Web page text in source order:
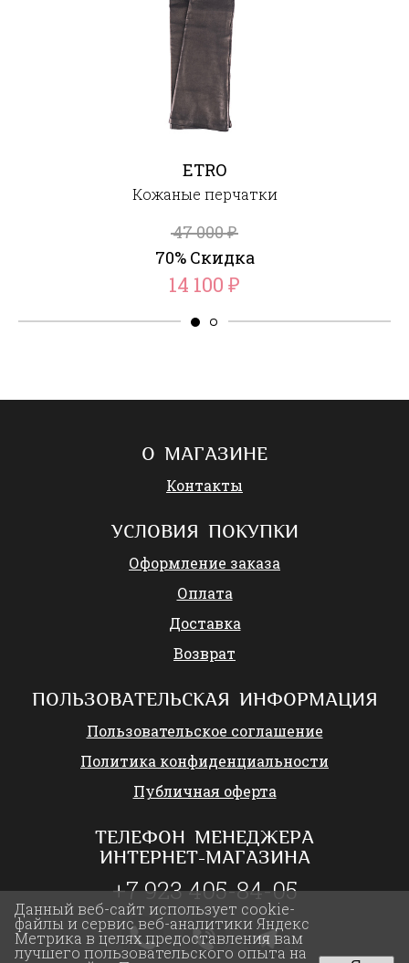
ETRO
Кожаные перчатки
47 000₽
70% Скидка
14 100 ₽
О МАГАЗИНЕ
Контакты
УСЛОВИЯ ПОКУПКИ
Оформление заказа
Оплата
Доставка
Возврат
ПОЛЬЗОВАТЕЛЬСКАЯ ИНФОРМАЦИЯ
Пользовательское соглашение
Политика конфиденциальности
Публичная оферта
ТЕЛЕФОН МЕНЕДЖЕРА
ИНТЕРНЕТ-МАГАЗИНА
+7 923 405-84-05
Данный веб-сайт использует cookie-
файлы и сервис веб-аналитики Яндекс
Метрика в целях предоставления вам
лучшего пользовательского опыта на